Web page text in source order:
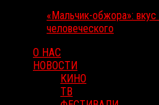
«Мальчик-обжора»:
человеческого
О НАС
НОВОСТИ
КИНО
ТВ